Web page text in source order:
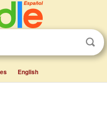
English